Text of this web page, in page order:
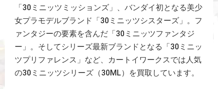
「30ミニッツミッションズ」、バンダイ初となる美少
女プラモデルブランド「30ミニッツシスターズ」。フ
ァンタジーの要素を含んだ「30ミニッツファンタジ
ー」。そしてシリーズ最新ブランドとなる「30ミニッ
ツプリファレンス」など、カートイワークスでは人気
の30ミニッツシリーズ（30ML）を買取しています。